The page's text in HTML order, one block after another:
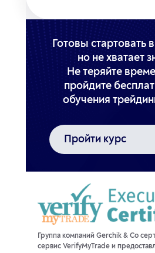
Готовы стартовать
но не хватает
Не теряйте
пройдите
обучения
Пройти курс
Группа компаний Gerchik & Co
сервис VerifyMyTrade и